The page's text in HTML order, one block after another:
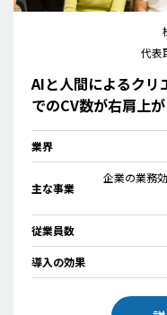
代表
AIと人間によるクリ
でのCV数が右肩上
業界
主な事業
企業の業務
従業員数
導入の効果